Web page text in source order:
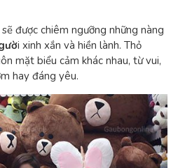
được chiêm ngưỡng những nàng
i xinh xắn và hiền lành. Thỏ
mặt biểu cảm khác nhau, từ vui,
hay đáng yêu.